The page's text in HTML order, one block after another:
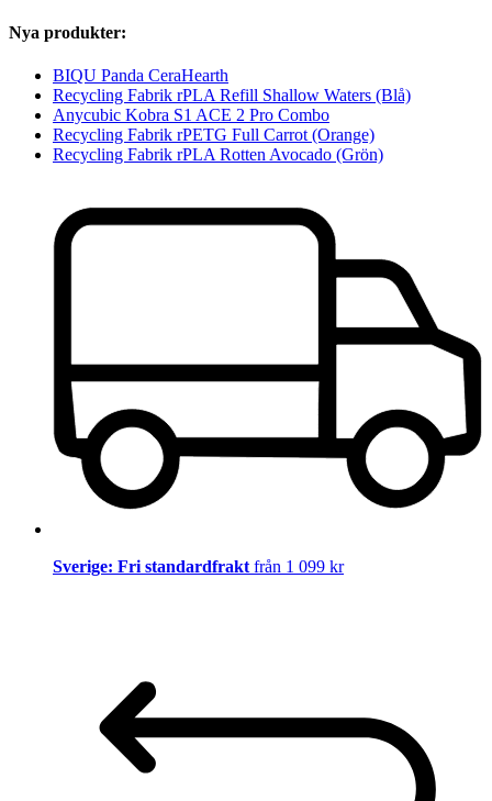
Nya produkter:
BIQU Panda CeraHearth
Recycling Fabrik rPLA Refill Shallow Waters (Blå)
Anycubic Kobra S1 ACE 2 Pro Combo
Recycling Fabrik rPETG Full Carrot (Orange)
Recycling Fabrik rPLA Rotten Avocado (Grön)
Sverige: Fri standardfrakt från 1 099 kr